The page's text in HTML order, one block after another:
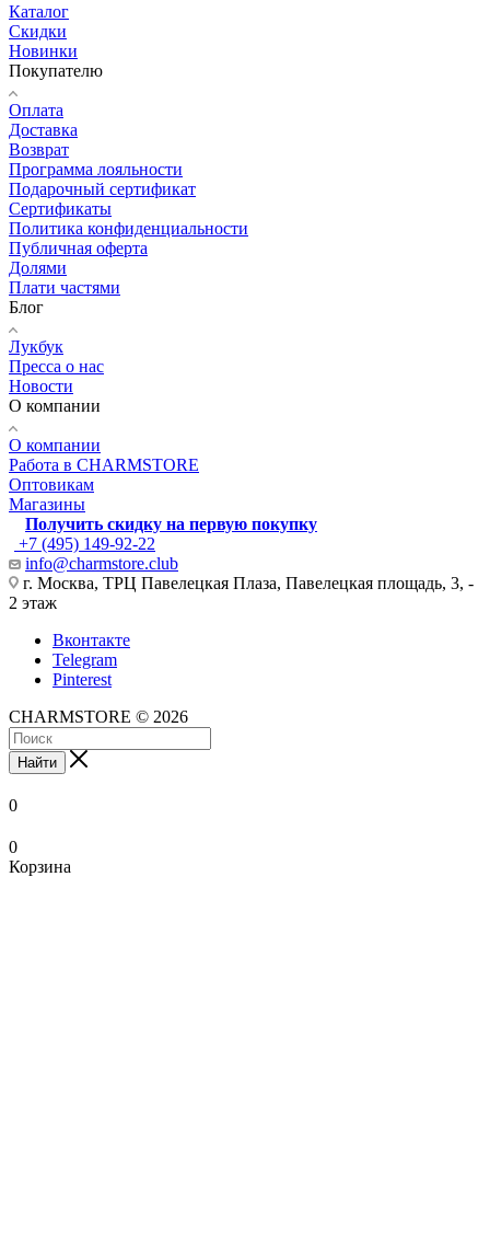
Каталог
Скидки
Новинки
Покупателю
Оплата
Доставка
Возврат
Программа лояльности
Подарочный сертификат
Сертификаты
Политика конфиденциальности
Публичная оферта
Долями
Плати частями
Блог
Лукбук
Пресса о нас
Новости
О компании
О компании
Работа в CHARMSTORE
Оптовикам
Магазины
Получить скидку на первую покупку
+7 (495) 149-92-22
info@charmstore.club
г. Москва, ТРЦ Павелецкая Плаза, Павелецкая площадь, 3, -
2 этаж
Вконтакте
Telegram
Pinterest
CHARMSTORE © 2026
Найти
0
0
Корзина